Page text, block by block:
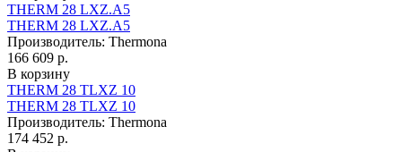
THERM 28 LXZ.A5
THERM 28 LXZ.A5
Производитель: Thermona
166 609 р.
В корзину
THERM 28 TLXZ 10
THERM 28 TLXZ 10
Производитель: Thermona
174 452 р.